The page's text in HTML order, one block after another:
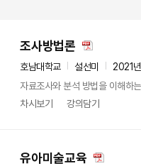
조사방법론
호남대학교 설선미
2021
자료조사와 분석 방법을 이해하
차시보기
강의담기
유아미술교육